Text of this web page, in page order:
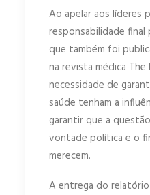
Ao apelar aos líderes
responsabilidade final
que também foi
na revista médica
necessidade de
saúde tenham a
garantir que a
vontade política e o
merecem.
A entrega do